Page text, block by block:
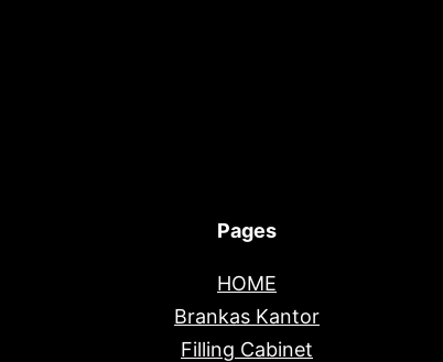
Pages
HOME
Brankas Kantor
Filling Cabinet